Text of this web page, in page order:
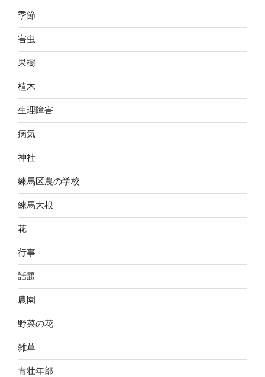
季節
害虫
果樹
植木
生理障害
病気
神社
練馬区農の学校
練馬大根
花
行事
話題
農園
野菜の花
雑草
青壮年部